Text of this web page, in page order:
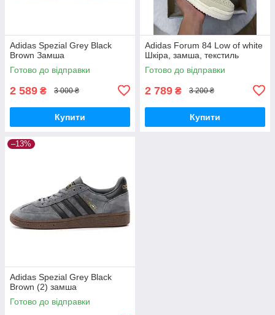
Adidas Spezial Grey Black
Brown Замша
Готово до відправки
2 589 ₴ 3 000 ₴
Купити
Adidas Forum 84 Low of white
Шкіра, замша, текстиль
Готово до відправки
2 789 ₴ 3 200 ₴
Купити
–13%
Adidas Spezial Grey Black
Brown (2) замша
Готово до відправки